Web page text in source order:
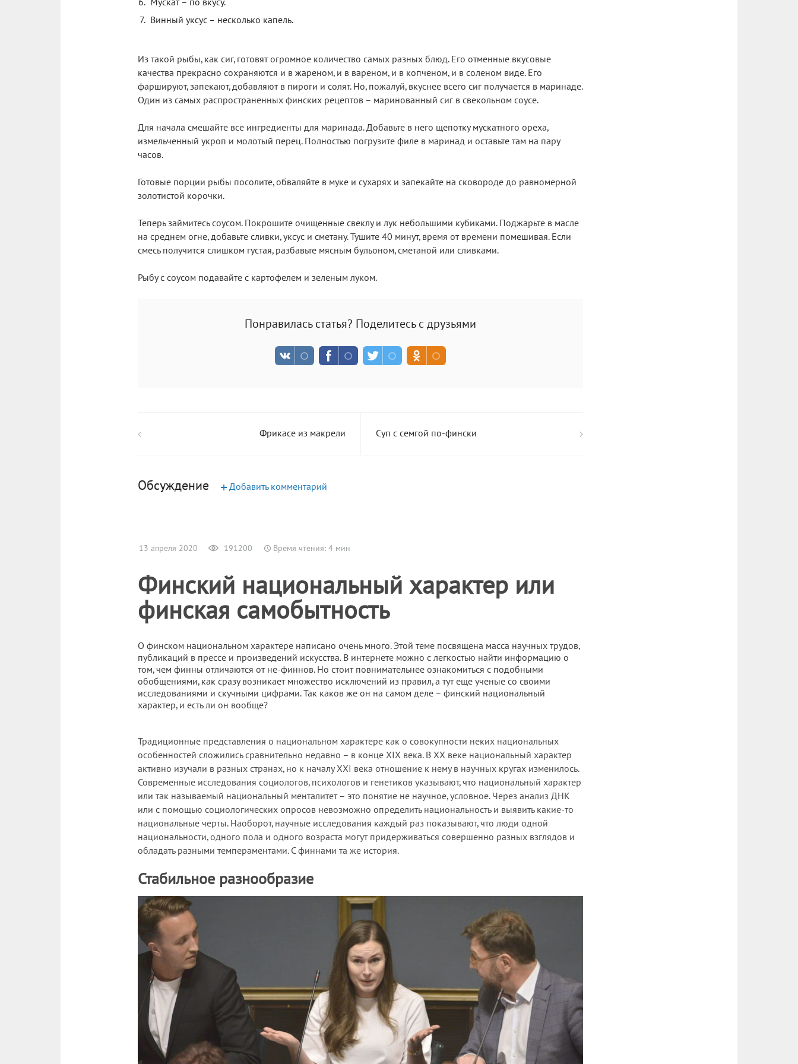
Мускат – по вкусу.
Винный уксус – несколько капель.
Из такой рыбы, как сиг, готовят огромное количество самых разных блюд. Его отменные вкусовые
качества прекрасно сохраняются и в жареном, и в вареном, и в копченом, и в соленом виде. Его
фаршируют, запекают, добавляют в пироги и солят. Но, пожалуй, вкуснее всего сиг получается в маринаде.
Один из самых распространенных финских рецептов – маринованный сиг в свекольном соусе.
Для начала смешайте все ингредиенты для маринада. Добавьте в него щепотку мускатного ореха,
измельченный укроп и молотый перец. Полностью погрузите филе в маринад и оставьте там на пару
часов.
Готовые порции рыбы посолите, обваляйте в муке и сухарях и запекайте на сковороде до равномерной
золотистой корочки.
Теперь займитесь соусом. Покрошите очищенные свеклу и лук небольшими кубиками. Поджарьте в масле
на среднем огне, добавьте сливки, уксус и сметану. Тушите 40 минут, время от времени помешивая. Если
смесь получится слишком густая, разбавьте мясным бульоном, сметаной или сливками.
Рыбу с соусом подавайте с картофелем и зеленым луком.
Понравилась статья? Поделитесь с друзьями
Фрикасе из макрели Суп с семгой по-фински
Обсуждение +Добавить комментарий
13 апреля 2020 191200 Время чтения: 4 мин
Финский национальный характер или
финская самобытность
О финском национальном характере написано очень много. Этой теме посвящена масса научных трудов,
публикаций в прессе и произведений искусства. В интернете можно с легкостью найти информацию о
том, чем финны отличаются от не-финнов. Но стоит повнимательнее ознакомиться с подобными
обобщениями, как сразу возникает множество исключений из правил, а тут еще ученые со своими
исследованиями и скучными цифрами. Так каков же он на самом деле – финский национальный
характер, и есть ли он вообще?
Традиционные представления о национальном характере как о совокупности неких национальных
особенностей сложились сравнительно недавно – в конце XIX века. В ХХ веке национальный характер
активно изучали в разных странах, но к началу XXI века отношение к нему в научных кругах изменилось.
Современные исследования социологов, психологов и генетиков указывают, что национальный характер
или так называемый национальный менталитет – это понятие не научное, условное. Через анализ ДНК
или с помощью социологических опросов невозможно определить национальность и выявить какие-то
национальные черты. Наоборот, научные исследования каждый раз показывают, что люди одной
национальности, одного пола и одного возраста могут придерживаться совершенно разных взглядов и
обладать разными темпераментами. С финнами та же история.
Стабильное разнообразие